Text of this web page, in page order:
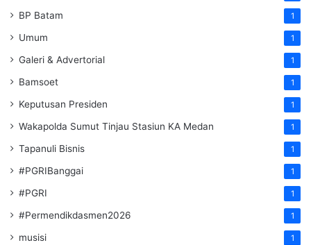
BP Batam 1
Umum 1
Galeri & Advertorial 1
Bamsoet 1
Keputusan Presiden 1
Wakapolda Sumut Tinjau Stasiun KA Medan 1
Tapanuli Bisnis 1
#PGRIBanggai 1
#PGRI 1
#Permendikdasmen2026 1
musisi 1